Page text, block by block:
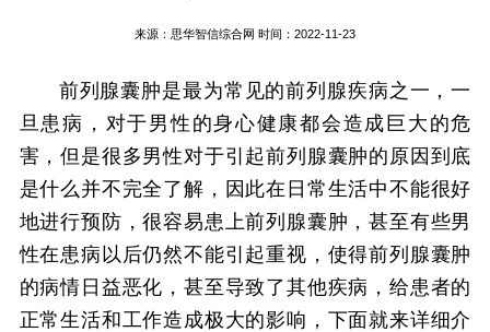
来源： 思华智信综合网 时间：2022-11-23
前列腺囊肿是最为常见的前列腺疾病之一，一
旦患病，对于男性的身心健康都会造成巨大的危
害，但是很多男性对于引起前列腺囊肿的原因到底
是什么并不完全了解，因此在日常生活中不能很好
地进行预防，很容易患上前列腺囊肿，甚至有些男
性在患病以后仍然不能引起重视，使得前列腺囊肿
的病情日益恶化，甚至导致了其他疾病，给患者的
正常生活和工作造成极大的影响，下面就来详细介